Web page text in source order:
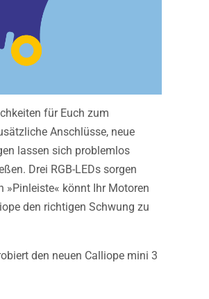
für Euch zum
Anschlüsse, neue
lassen sich problemlos
. Drei RGB-LEDs sorgen
»Pinleiste« könnt Ihr Motoren
den richtigen Schwung zu
den neuen Calliope mini 3